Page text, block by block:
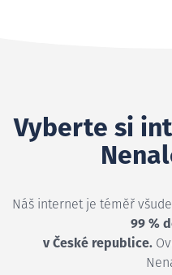
Vyberte si
Náš internet je téměř
99 %
v České republice.